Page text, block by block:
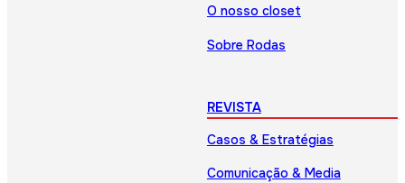
O nosso closet
Sobre Rodas
REVISTA
Casos & Estratégias
Comunicação & Media